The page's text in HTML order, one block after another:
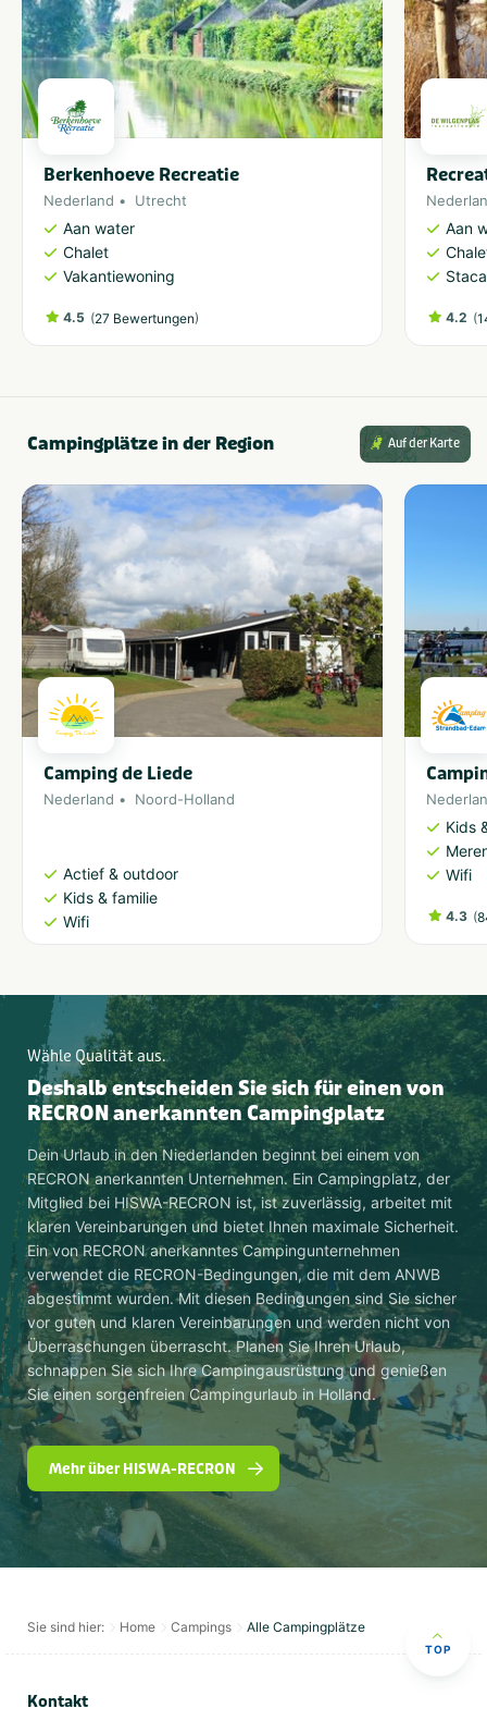
Berkenhoeve Recreatie
Nederland Utrecht
Aan water
Chalet
Vakantiewoning
4.5 (27 Bewertungen)
Aan
4.2 (
Campingplätze in der Region Auf der Karte
Camping de Liede
Nederland Noord-Holland
Actief & outdoor
Kids & familie
Wifi
Kids
Wifi
4.3 (
Wähle Qualität aus.
Deshalb entscheiden Sie sich für einen von
RECRON anerkannten Campingplatz
Dein Urlaub in den Niederlanden beginnt bei einem von
RECRON anerkannten Unternehmen. Ein Campingplatz, der
Mitglied bei HISWA-RECRON ist, ist zuverlässig, arbeitet mit
klaren Vereinbarungen und bietet Ihnen maximale Sicherheit.
Ein von RECRON anerkanntes Campingunternehmen
verwendet die RECRON-Bedingungen, die mit dem ANWB
abgestimmt wurden. Mit diesen Bedingungen sind Sie sicher
vor guten und klaren Vereinbarungen und werden nicht von
Überraschungen überrascht. Planen Sie Ihren Urlaub,
schnappen Sie sich Ihre Campingausrüstung und genießen
Sie einen sorgenfreien Campingurlaub in Holland.
Mehr über HISWA-RECRON
Sie sind hier: Home Campings Alle Campingplätze
TOP
Kontakt